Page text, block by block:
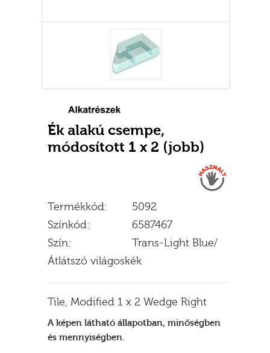
Ék alakú csempe,
módosított 1 x 2 (jobb)
Termékkód:
5092
Színkód:
6587467
Szín:
Trans-Light Blue/
Átlátszó világoskék
Tile, Modified 1 x 2 Wedge Right
A képen látható állapotban, minőségben
és mennyiségben.